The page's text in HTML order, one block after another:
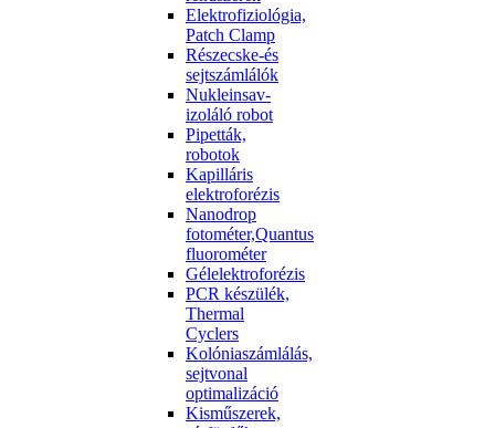
Elektrofiziológia,
Patch Clamp
Részecske-és
sejtszámlálók
Nukleinsav-
izoláló robot
Pipetták,
robotok
Kapilláris
elektroforézis
Nanodrop
fotométer,Quantus
fluorométer
Gélelektroforézis
PCR készülék,
Thermal
Cyclers
Kolóniaszámlálás,
sejtvonal
optimalizáció
Kisműszerek,